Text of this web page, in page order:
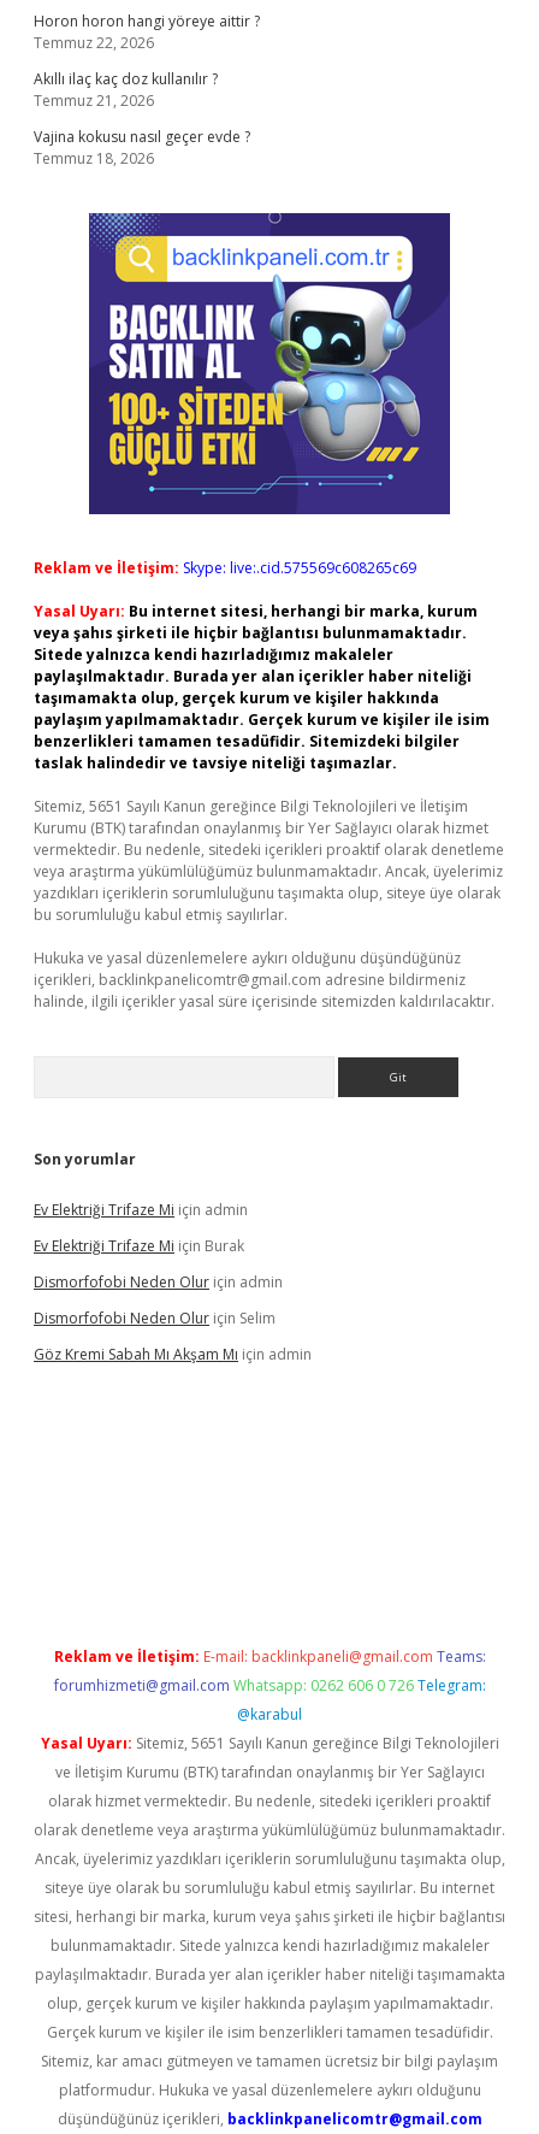
Horon horon hangi yöreye aittir ?
Temmuz 22, 2026
Akıllı ilaç kaç doz kullanılır ?
Temmuz 21, 2026
Vajina kokusu nasıl geçer evde ?
Temmuz 18, 2026
Reklam ve İletişim: Skype: live:.cid.575569c608265c69
Yasal Uyarı: Bu internet sitesi, herhangi bir marka, kurum
veya şahıs şirketi ile hiçbir bağlantısı bulunmamaktadır.
Sitede yalnızca kendi hazırladığımız makaleler
paylaşılmaktadır. Burada yer alan içerikler haber niteliği
taşımamakta olup, gerçek kurum ve kişiler hakkında
paylaşım yapılmamaktadır. Gerçek kurum ve kişiler ile isim
benzerlikleri tamamen tesadüfidir. Sitemizdeki bilgiler
taslak halindedir ve tavsiye niteliği taşımazlar.
Sitemiz, 5651 Sayılı Kanun gereğince Bilgi Teknolojileri ve İletişim
Kurumu (BTK) tarafından onaylanmış bir Yer Sağlayıcı olarak hizmet
vermektedir. Bu nedenle, sitedeki içerikleri proaktif olarak denetleme
veya araştırma yükümlülüğümüz bulunmamaktadır. Ancak, üyelerimiz
yazdıkları içeriklerin sorumluluğunu taşımakta olup, siteye üye olarak
bu sorumluluğu kabul etmiş sayılırlar.
Hukuka ve yasal düzenlemelere aykırı olduğunu düşündüğünüz
içerikleri, backlinkpanelicomtr@gmail.com adresine bildirmeniz
halinde, ilgili içerikler yasal süre içerisinde sitemizden kaldırılacaktır.
Son yorumlar
Ev Elektriği Trifaze Mi için admin
Ev Elektriği Trifaze Mi için Burak
Dismorfofobi Neden Olur için admin
Dismorfofobi Neden Olur için Selim
Göz Kremi Sabah Mı Akşam Mı için admin
Reklam ve İletişim: E-mail: backlinkpaneli@gmail.com Teams:
forumhizmeti@gmail.com Whatsapp: 0262 606 0 726 Telegram:
@karabul
Yasal Uyarı: Sitemiz, 5651 Sayılı Kanun gereğince Bilgi Teknolojileri
ve İletişim Kurumu (BTK) tarafından onaylanmış bir Yer Sağlayıcı
olarak hizmet vermektedir. Bu nedenle, sitedeki içerikleri proaktif
olarak denetleme veya araştırma yükümlülüğümüz bulunmamaktadır.
Ancak, üyelerimiz yazdıkları içeriklerin sorumluluğunu taşımakta olup,
siteye üye olarak bu sorumluluğu kabul etmiş sayılırlar. Bu internet
sitesi, herhangi bir marka, kurum veya şahıs şirketi ile hiçbir bağlantısı
bulunmamaktadır. Sitede yalnızca kendi hazırladığımız makaleler
paylaşılmaktadır. Burada yer alan içerikler haber niteliği taşımamakta
olup, gerçek kurum ve kişiler hakkında paylaşım yapılmamaktadır.
Gerçek kurum ve kişiler ile isim benzerlikleri tamamen tesadüfidir.
Sitemiz, kar amacı gütmeyen ve tamamen ücretsiz bir bilgi paylaşım
platformudur. Hukuka ve yasal düzenlemelere aykırı olduğunu
düşündüğünüz içerikleri, backlinkpanelicomtr@gmail.com